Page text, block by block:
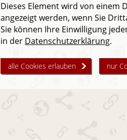
Dieses Element wird von
angezeigt werden, wenn Sie
Sie können Ihre Einwilligung
in der Datenschutzerklärung.
alle Cookies erlauben nur